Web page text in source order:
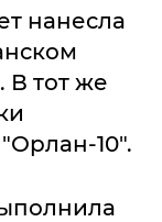
нанесла
тот же
10".